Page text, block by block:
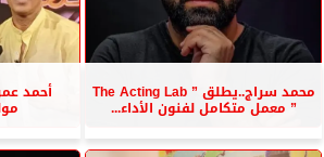
محمد سراج..يطلق ” The Acting Lab
” معمل متكامل لفنون الأداء...
أحمد